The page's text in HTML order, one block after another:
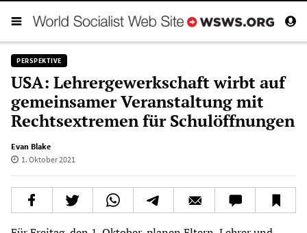
PERSPEKTIVE
USA: Lehrergewerkschaft wirbt auf
gemeinsamer Veranstaltung mit
Rechtsextremen für Schulöffnungen
Evan Blake
1. Oktober 2021